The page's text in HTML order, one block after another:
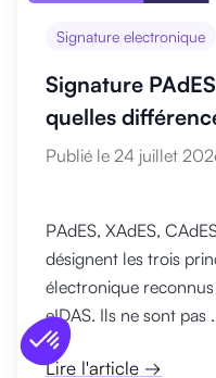
Signature electronique
Signature
quelles
Publié le 24 juillet
PAdES, XAdES,
désignent les trois
électronique
eIDAS. Ils ne sont pas
Lire l'article →